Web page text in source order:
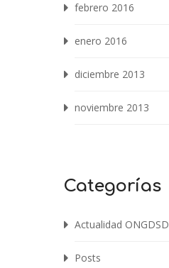
febrero 2016
enero 2016
diciembre 2013
noviembre 2013
Categorías
Actualidad ONGDSD
Posts